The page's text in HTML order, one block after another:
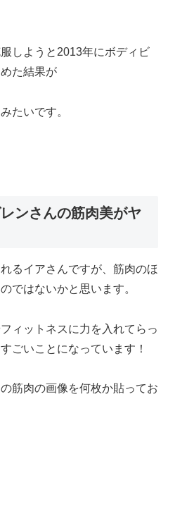
しようと2013年にボディビ
た結果が
たいです。
ンさんの筋肉美がヤ
るイアさんですが、筋肉のほ
ではないかと思います。
ィットネスに力を入れてらっ
ごいことになっています！
筋肉の画像を何枚か貼ってお